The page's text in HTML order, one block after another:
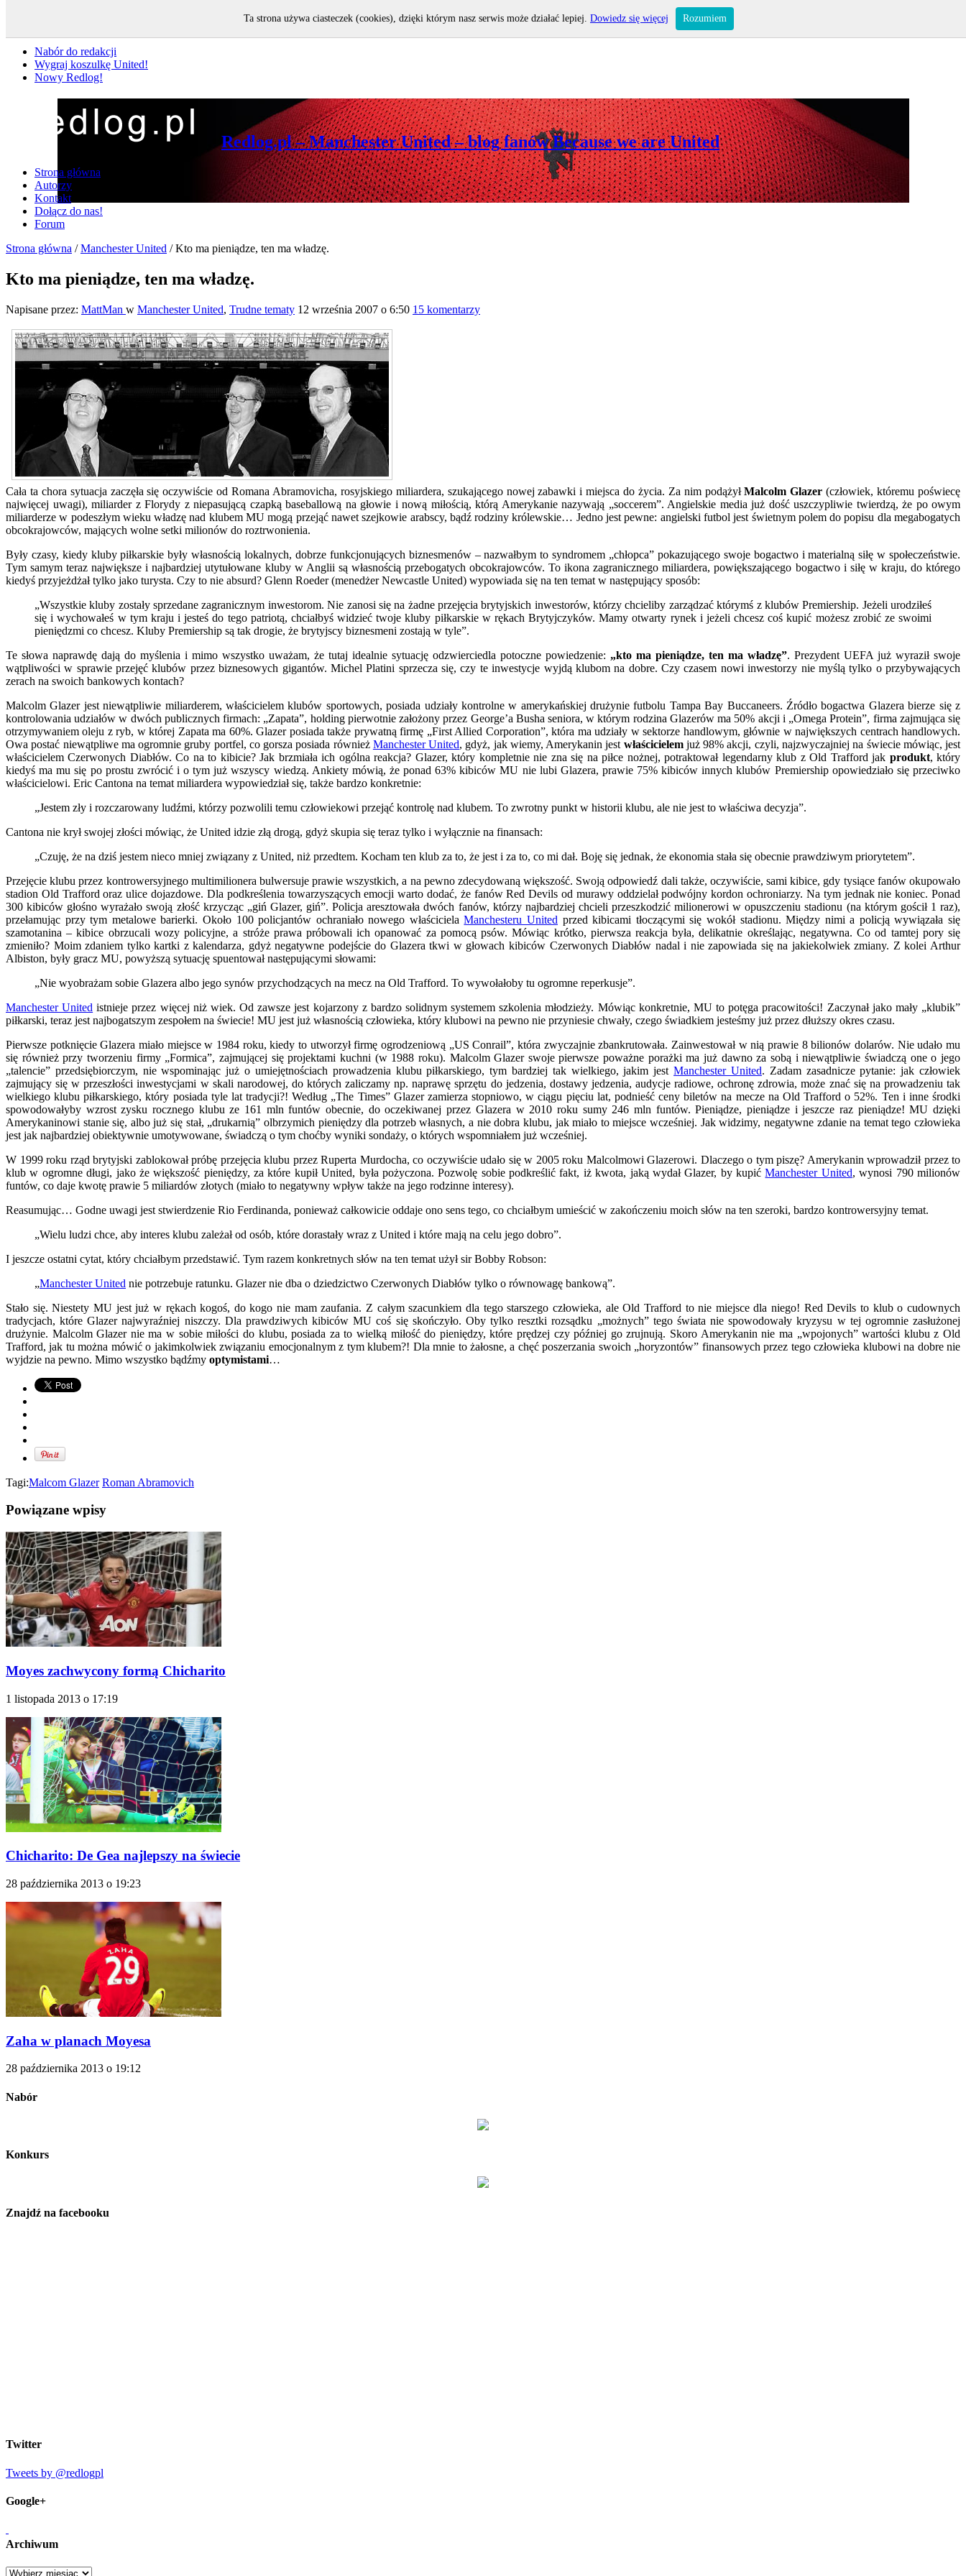
Nabór do redakcji
Wygraj koszulkę United!
Nowy Redlog!
Redlog.pl – Manchester United – blog fanów Because we are United
Strona główna
Autorzy
Kontakt
Dołącz do nas!
Forum
Strona główna /Manchester United /Kto ma pieniądze, ten ma władzę.
Kto ma pieniądze, ten ma władzę.
Napisane przez: MattMan w Manchester United, Trudne tematy 12 września 2007 o 6:50 15 komentarzy
Cała ta chora sytuacja zaczęła się oczywiście od Romana Abramovicha, rosyjskiego miliardera, szukającego nowej zabawki i miejsca do życia. Za nim podążyłMalcolm Glazer (człowiek, któremu poświecę
najwięcej uwagi), miliarder z Florydy z niepasującą czapką baseballową na głowie i nową miłością, którą Amerykanie nazywają „soccerem”. Angielskie media już dość uszczypliwie twierdzą, że po owym
miliarderze w podeszłym wieku władzę nad klubem MU mogą przejąć nawet szejkowie arabscy, bądź rodziny królewskie… Jedno jest pewne: angielski futbol jest świetnym polem do popisu dla megabogatych
obcokrajowców, mających wolne setki milionów do roztrwonienia.
Były czasy, kiedy kluby piłkarskie były własnością lokalnych, dobrze funkcjonujących biznesmenów – nazwałbym to syndromem „chłopca” pokazującego swoje bogactwo i materialną siłę w społeczeństwie.
Tym samym teraz największe i najbardziej utytułowane kluby w Anglii są własnością przebogatych obcokrajowców. To ikona zagranicznego miliardera, powiększającego bogactwo i siłę w kraju, do którego
kiedyś przyjeżdżał tylko jako turysta. Czy to nie absurd? Glenn Roeder (menedżer Newcastle United) wypowiada się na ten temat w następujący sposób:
„Wszystkie kluby zostały sprzedane zagranicznym inwestorom. Nie zanosi się na żadne przejęcia brytyjskich inwestorów, którzy chcieliby zarządzać którymś z klubów Premiership. Jeżeli urodziłeś
się i wychowałeś w tym kraju i jesteś do tego patriotą, chciałbyś widzieć twoje kluby piłkarskie w rękach Brytyjczyków. Mamy otwarty rynek i jeżeli chcesz coś kupić możesz zrobić ze swoimi
pieniędzmi co chcesz. Kluby Premiership są tak drogie, że brytyjscy biznesmeni zostają w tyle”.
Te słowa naprawdę dają do myślenia i mimo wszystko uważam, że tutaj idealnie sytuację odzwierciedla potoczne powiedzenie: „kto ma pieniądze, ten ma władzę”. Prezydent UEFA już wyraził swoje
wątpliwości w sprawie przejęć klubów przez biznesowych gigantów. Michel Platini sprzecza się, czy te inwestycje wyjdą klubom na dobre. Czy czasem nowi inwestorzy nie myślą tylko o przybywających
zerach na swoich bankowych kontach?
Malcolm Glazer jest niewątpliwie miliarderem, właścicielem klubów sportowych, posiada udziały kontrolne w amerykańskiej drużynie futbolu Tampa Bay Buccaneers. Źródło bogactwa Glazera bierze się z
kontrolowania udziałów w dwóch publicznych firmach: „Zapata”, holding pierwotnie założony przez George’a Busha seniora, w którym rodzina Glazerów ma 50% akcji i „Omega Protein”, firma zajmująca się
otrzymywaniem oleju z ryb, w której Zapata ma 60%. Glazer posiada także prywatną firmę „First Allied Corporation”, która ma udziały w sektorze handlowym, głównie w największych centrach handlowych.
Owa postać niewątpliwe ma ogromnie gruby portfel, co gorsza posiada również Manchester United, gdyż, jak wiemy, Amerykanin jest właścicielemjuż 98% akcji, czyli, najzwyczajniej na świecie mówiąc, jest
właścicielem Czerwonych Diabłów. Co na to kibicie? Jak brzmiała ich ogólna reakcja? Glazer, który kompletnie nie zna się na piłce nożnej, potraktował legendarny klub z Old Trafford jak produkt, który
kiedyś ma mu się po prostu zwrócić i o tym już wszyscy wiedzą. Ankiety mówią, że ponad 63% kibiców MU nie lubi Glazera, prawie 75% kibiców innych klubów Premiership opowiedziało się przeciwko
właścicielowi. Eric Cantona na temat miliardera wypowiedział się, także bardzo konkretnie:
„Jestem zły i rozczarowany ludźmi, którzy pozwolili temu człowiekowi przejąć kontrolę nad klubem. To zwrotny punkt w historii klubu, ale nie jest to właściwa decyzja”.
Cantona nie krył swojej złości mówiąc, że United idzie złą drogą, gdyż skupia się teraz tylko i wyłącznie na finansach:
„Czuję, że na dziś jestem nieco mniej związany z United, niż przedtem. Kocham ten klub za to, że jest i za to, co mi dał. Boję się jednak, że ekonomia stała się obecnie prawdziwym priorytetem”.
Przejęcie klubu przez kontrowersyjnego multimilionera bulwersuje prawie wszystkich, a na pewno zdecydowaną większość. Swoją odpowiedź dali także, oczywiście, sami kibice, gdy tysiące fanów okupowało
stadion Old Trafford oraz ulice dojazdowe. Dla podkreślenia towarzyszących emocji warto dodać, że fanów Red Devils od murawy oddzielał podwójny kordon ochroniarzy. Na tym jednak nie koniec. Ponad
300 kibiców głośno wyrażało swoją złość krzycząc „giń Glazer, giń”. Policja aresztowała dwóch fanów, którzy najbardziej chcieli przeszkodzić milionerowi w opuszczeniu stadionu (na którym gościł 1 raz),
przełamując przy tym metalowe barierki. Około 100 policjantów ochraniało nowego właścicielaManchesteru United przed kibicami tłoczącymi się wokół stadionu. Między nimi a policją wywiązała się
szamotanina – kibice obrzucali wozy policyjne, a stróże prawa próbowali ich opanować za pomocą psów. Mówiąc krótko, pierwsza reakcja była, delikatnie określając, negatywna. Co od tamtej pory się
zmieniło? Moim zdaniem tylko kartki z kalendarza, gdyż negatywne podejście do Glazera tkwi w głowach kibiców Czerwonych Diabłów nadal i nie zapowiada się na jakiekolwiek zmiany. Z kolei Arthur
Albiston, były gracz MU, powyższą sytuację spuentował następującymi słowami:
„Nie wyobrażam sobie Glazera albo jego synów przychodzących na mecz na Old Trafford. To wywołałoby tu ogromne reperkusje”.
Manchester United istnieje przez więcej niż wiek. Od zawsze jest kojarzony z bardzo solidnym systemem szkolenia młodzieży. Mówiąc konkretnie, MU to potęga pracowitości! Zaczynał jako mały „klubik”
piłkarski, teraz jest najbogatszym zespołem na świecie! MU jest już własnością człowieka, który klubowi na pewno nie przyniesie chwały, czego świadkiem jesteśmy już przez dłuższy okres czasu.
Pierwsze potknięcie Glazera miało miejsce w 1984 roku, kiedy to utworzył firmę ogrodzeniową „US Conrail”, która zwyczajnie zbankrutowała. Zainwestował w nią prawie 8 bilionów dolarów. Nie udało mu
się również przy tworzeniu firmy „Formica”, zajmującej się projektami kuchni (w 1988 roku). Malcolm Glazer swoje pierwsze poważne porażki ma już dawno za sobą i niewątpliwie świadczą one o jego
„talencie” przedsiębiorczym, nie wspominając już o umiejętnościach prowadzenia klubu piłkarskiego, tym bardziej tak wielkiego, jakim jestManchester United. Zadam zasadnicze pytanie: jak człowiek
zajmujący się w przeszłości inwestycjami w skali narodowej, do których zaliczamy np. naprawę sprzętu do jedzenia, dostawy jedzenia, audycje radiowe, ochronę zdrowia, może znać się na prowadzeniu tak
wielkiego klubu piłkarskiego, który posiada tyle lat tradycji?! Według „The Times” Glazer zamierza stopniowo, w ciągu pięciu lat, podnieść ceny biletów na mecze na Old Trafford o 52%. Ten i inne środki
spowodowałyby wzrost zysku rocznego klubu ze 161 mln funtów obecnie, do oczekiwanej przez Glazera w 2010 roku sumy 246 mln funtów. Pieniądze, pieniądze i jeszcze raz pieniądze! MU dzięki
Amerykaninowi stanie się, albo już się stał, „drukarnią” olbrzymich pieniędzy dla potrzeb własnych, a nie dobra klubu, jak miało to miejsce wcześniej. Jak widzimy, negatywne zdanie na temat tego człowieka
jest jak najbardziej obiektywnie umotywowane, świadczą o tym choćby wyniki sondaży, o których wspomniałem już wcześniej.
W 1999 roku rząd brytyjski zablokował próbę przejęcia klubu przez Ruperta Murdocha, co oczywiście udało się w 2005 roku Malcolmowi Glazerowi. Dlaczego o tym piszę? Amerykanin wprowadził przez to
klub w ogromne długi, jako że większość pieniędzy, za które kupił United, była pożyczona. Pozwolę sobie podkreślić fakt, iż kwota, jaką wydał Glazer, by kupićManchester United, wynosi 790 milionów
funtów, co daje kwotę prawie 5 miliardów złotych (miało to negatywny wpływ także na jego rodzinne interesy).
Reasumując… Godne uwagi jest stwierdzenie Rio Ferdinanda, ponieważ całkowicie oddaje ono sens tego, co chciałbym umieścić w zakończeniu moich słów na ten szeroki, bardzo kontrowersyjny temat.
„Wielu ludzi chce, aby interes klubu zależał od osób, które dorastały wraz z United i które mają na celu jego dobro”.
I jeszcze ostatni cytat, który chciałbym przedstawić. Tym razem konkretnych słów na ten temat użył sir Bobby Robson:
„Manchester United nie potrzebuje ratunku. Glazer nie dba o dziedzictwo Czerwonych Diabłów tylko o równowagę bankową”.
Stało się. Niestety MU jest już w rękach kogoś, do kogo nie mam zaufania. Z całym szacunkiem dla tego starszego człowieka, ale Old Trafford to nie miejsce dla niego! Red Devils to klub o cudownych
tradycjach, które Glazer najwyraźniej niszczy. Dla prawdziwych kibiców MU coś się skończyło. Oby tylko resztki rozsądku „możnych” tego świata nie spowodowały kryzysu w tej ogromnie zasłużonej
drużynie. Malcolm Glazer nie ma w sobie miłości do klubu, posiada za to wielką miłość do pieniędzy, które prędzej czy później go zrujnują. Skoro Amerykanin nie ma „wpojonych” wartości klubu z Old
Trafford, jak tu można mówić o jakimkolwiek związaniu emocjonalnym z tym klubem?! Dla mnie to żałosne, a chęć poszerzania swoich „horyzontów” finansowych przez tego człowieka klubowi na dobre nie
wyjdzie na pewno. Mimo wszystko bądźmy optymistami…
Tagi:Malcom Glazer Roman Abramovich
Powiązane wpisy
Moyes zachwycony formą Chicharito
1 listopada 2013 o 17:19
Chicharito: De Gea najlepszy na świecie
28 października 2013 o 19:23
Zaha w planach Moyesa
28 października 2013 o 19:12
Nabór
Konkurs
Znajdź na facebooku
Twitter
Tweets by @redlogpl
Google+
Archiwum
Archiwum
Ta strona używa ciasteczek (cookies), dzięki którym nasz serwis może działać lepiej. Dowiedz się więcej Rozumiem